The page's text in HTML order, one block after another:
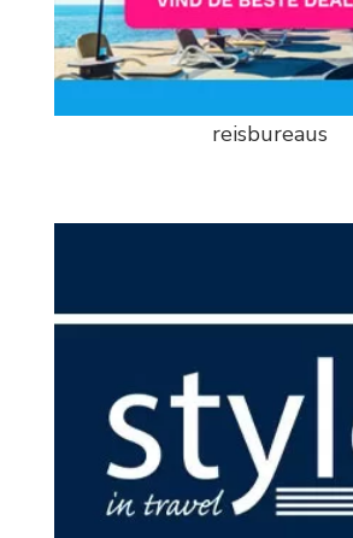
reisbureaus